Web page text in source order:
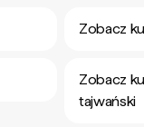
Zobacz
Zobacz
tajwański